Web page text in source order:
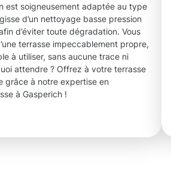
est soigneusement adaptée au type
d’un nettoyage basse pression
d’éviter toute dégradation. Vous
terrasse impeccablement propre,
à utiliser, sans aucune trace ni
attendre ? Offrez à votre terrasse
grâce à notre expertise en
à Gasperich !